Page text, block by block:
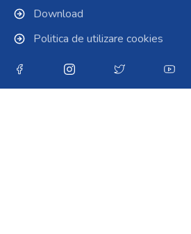
Download
Politica de utilizare cookies